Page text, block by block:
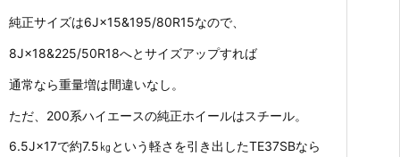
純正サイズは6J×15&195/80R15なので、
8J×18&225/50R18へとサイズアップすれば
通常なら重量増は間違いなし。
ただ、200系ハイエースの純正ホイールはスチール。
6.5J×17で約7.5㎏という軽さを引き出したTE37SBなら